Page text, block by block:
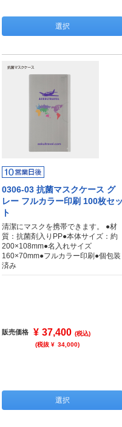
選択
0306-03 抗菌マスクケース グ
レー フルカラー印刷 100枚セ
ト
清潔にマスクを携帯できます。 ●材
質：抗菌剤入りPP●本体サイズ：約
200×108mm●名入れサイズ
160×70mm●フルカラー印刷●個包装
済み
販売価格 ¥ 37,400 (税込)
(税抜 ¥ 34,000)
選択